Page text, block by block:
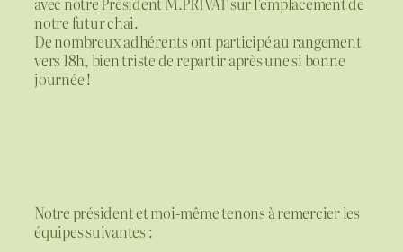
notre futur chai.
De nombreux adhérents ont participé au rangement
vers 18h, bien triste de repartir après une si bonne
journée !
Notre président et moi-même tenons à remercier les
équipes suivantes :